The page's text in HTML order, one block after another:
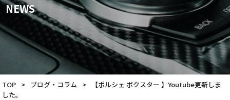
NEWS
TOP > ブログ・コラム >
【ポルシェ ボクスター 】Youtube更新しま
した。